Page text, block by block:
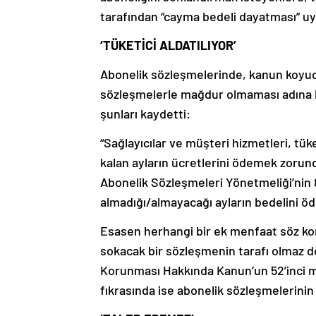
tarafından “cayma bedeli dayatması”
‘TÜKETİCİ ALDATILIYOR’
Abonelik sözleşmelerinde, kanun
sözleşmelerle mağdur olmaması
şunları kaydetti:
“Sağlayıcılar ve müşteri hizmetleri,
kalan ayların ücretlerini ödemek
Abonelik Sözleşmeleri
almadığı/almayacağı ayların bedelini
Esasen herhangi bir ek menfaat söz
sokacak bir sözleşmenin tarafı olmaz
Korunması Hakkında Kanun’un
fıkrasında ise abonelik